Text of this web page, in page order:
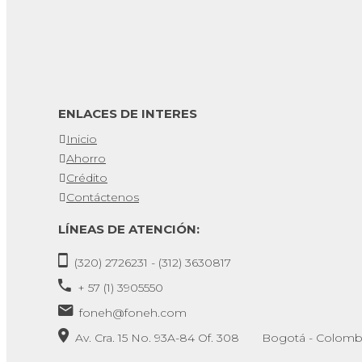
ENLACES DE INTERES
Inicio
Ahorro
Crédito
Contáctenos
LÍNEAS DE ATENCIÓN:
(320) 2726231 - (312) 3630817
+ 57 (1) 3905550
foneh@foneh.com
Av. Cra. 15 No. 93A-84 Of. 308 Bogotá -